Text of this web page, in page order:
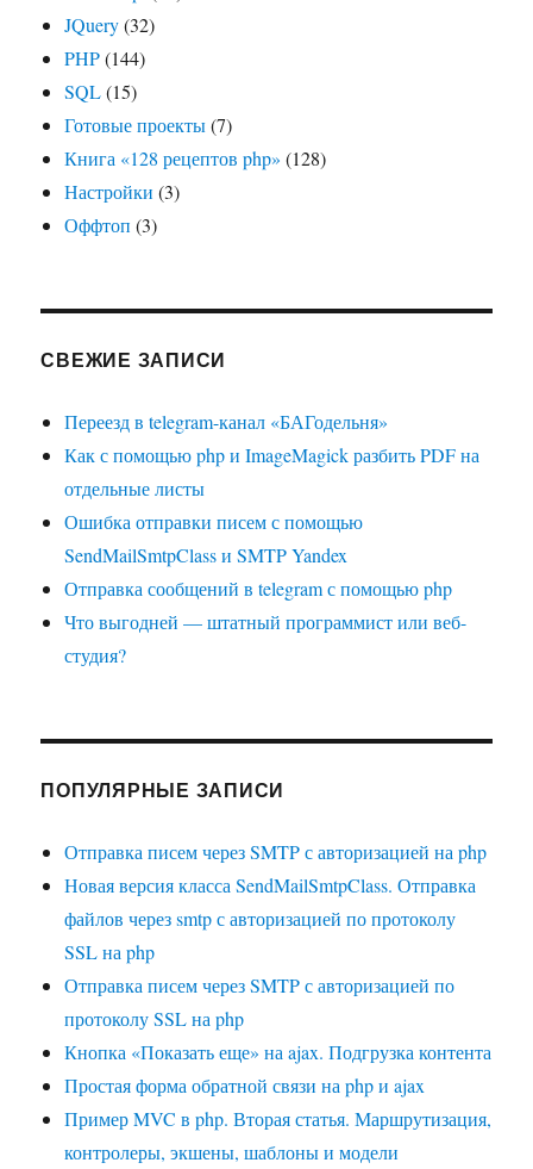
JQuery(32)
PHP(144)
SQL(15)
Готовые проекты(7)
Книга «128 рецептов php» (128)
Настройки (3)
Оффтоп (3)
СВЕЖИЕ ЗАПИСИ
Переезд в telegram-канал «БАГодельня»
Как с помощью php и ImageMagick разбить PDF на
отдельные листы
Ошибка отправки писем с помощью
SendMailSmtpClass и SMTP Yandex
Отправка сообщений в telegram с помощью php
Что выгодней — штатный программист или веб-
студия?
ПОПУЛЯРНЫЕ ЗАПИСИ
Отправка писем через SMTP с авторизацией на php
Новая версия класса SendMailSmtpClass. Отправка
файлов через smtp с авторизацией по протоколу
SSL на php
Отправка писем через SMTP с авторизацией по
протоколу SSL на php
Кнопка «Показать еще» на ajax. Подгрузка контента
Простая форма обратной связи на php и ajax
Пример MVC в php. Вторая статья. Маршрутизация,
контролеры, экшены, шаблоны и модели